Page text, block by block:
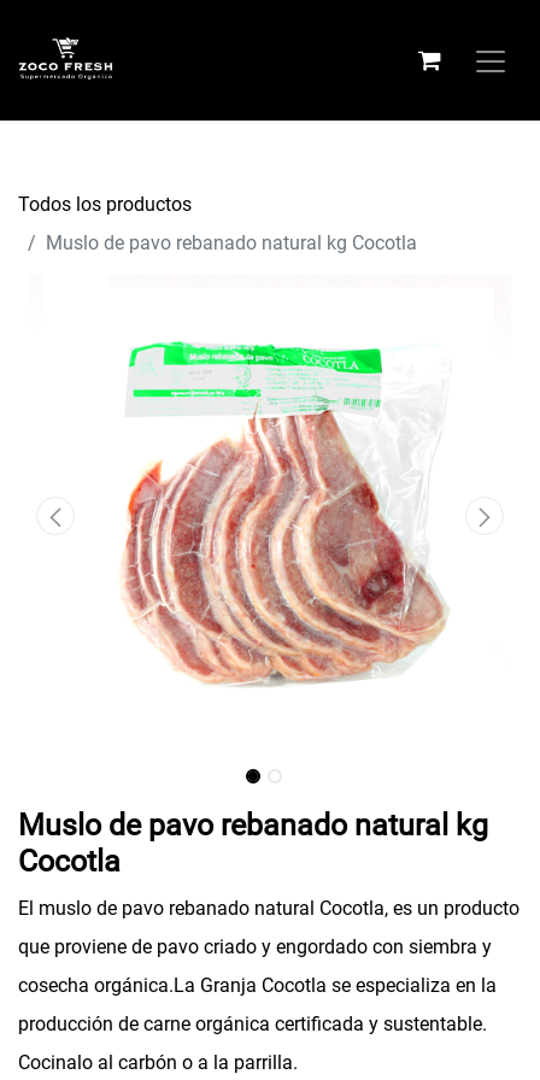
Todos los productos
Muslo de pavo rebanado natural kg Cocotla
Muslo de pavo rebanado natural kg
Cocotla
El muslo de pavo rebanado natural Cocotla, es un producto
que proviene de pavo criado y engordado con siembra y
cosecha orgánica.La Granja Cocotla se especializa en la
producción de carne orgánica certificada y sustentable.
Cocinalo al carbón o a la parrilla.